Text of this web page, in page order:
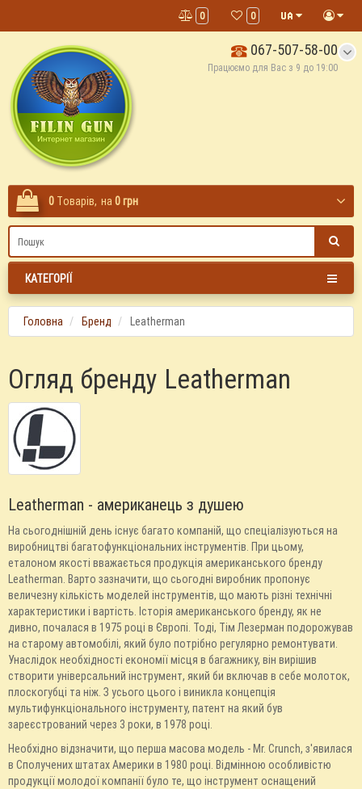
0
0
067-507-58-00
Працюємо для Вас з 9 до 19:00
0 Tоварів, на 0 грн
КАТЕГОРІЇ
Головна Бренд Leatherman
Огляд бренду Leatherman
Leatherman - американець з душею
На сьогоднішній день існує багато компаній, що спеціалізуються на
виробництві багатофункціональних інструментів. При цьому,
еталоном якості вважається продукція американського бренду
Leatherman. Варто зазначити, що сьогодні виробник пропонує
величезну кількість моделей інструментів, що мають різні технічні
характеристики і вартість. Історія американського бренду, як не
дивно, почалася в 1975 році в Європі. Тоді, Тім Лезерман подорожував
на старому автомобілі, який було потрібно регулярно ремонтувати.
Унаслідок необхідності економії місця в багажнику, він вирішив
створити універсальний інструмент, який би включав в себе молоток,
плоскогубці та ніж. З усього цього і виникла концепція
мультифункціонального інструменту, патент на який був
зареєстрований через 3 роки, в 1978 році.
Необхідно відзначити, що перша масова модель - Mr. Crunch, з'явилася
в Сполучених штатах Америки в 1980 році. Відмінною особливістю
продукції молодої компанії було те, що інструмент оснащений